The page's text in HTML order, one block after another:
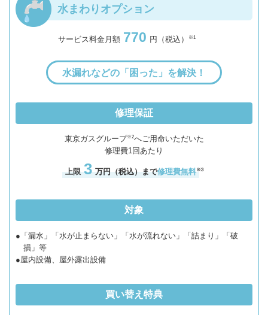
水まわりオプション
サービス料金月額 770 円（税込） ※1
水漏れなどの「困った」を解決！
修理保証
東京ガスグループ※2へご用命いただいた
修理費1回あたり
上限 3 万円（税込）まで修理費無料※3
対象
●「漏水」「水が止まらない」「水が流れない」「詰まり」「破
損」等
●屋内設備、屋外露出設備
買い替え特典